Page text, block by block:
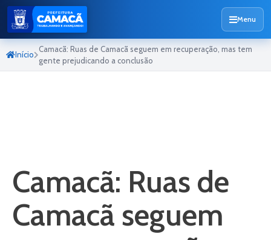
Menu
Início
Camacã: Ruas de Camacã seguem em recuperação, mas tem
gente prejudicando a conclusão
Camacã: Ruas de
Camacã seguem